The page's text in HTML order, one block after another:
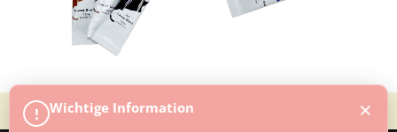
! Wichtige Information ×